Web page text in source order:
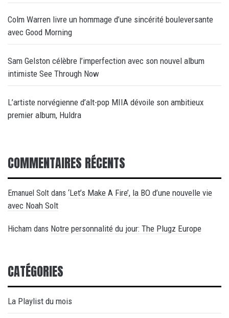
Colm Warren livre un hommage d’une sincérité bouleversante
avec Good Morning
Sam Gelston célèbre l’imperfection avec son nouvel album
intimiste See Through Now
L’artiste norvégienne d’alt-pop MIIA dévoile son ambitieux
premier album, Huldra
COMMENTAIRES RÉCENTS
Emanuel Solt dans ‘Let’s Make A Fire’, la BO d’une nouvelle vie
avec Noah Solt
Hicham dans Notre personnalité du jour: The Plugz Europe
CATÉGORIES
La Playlist du mois